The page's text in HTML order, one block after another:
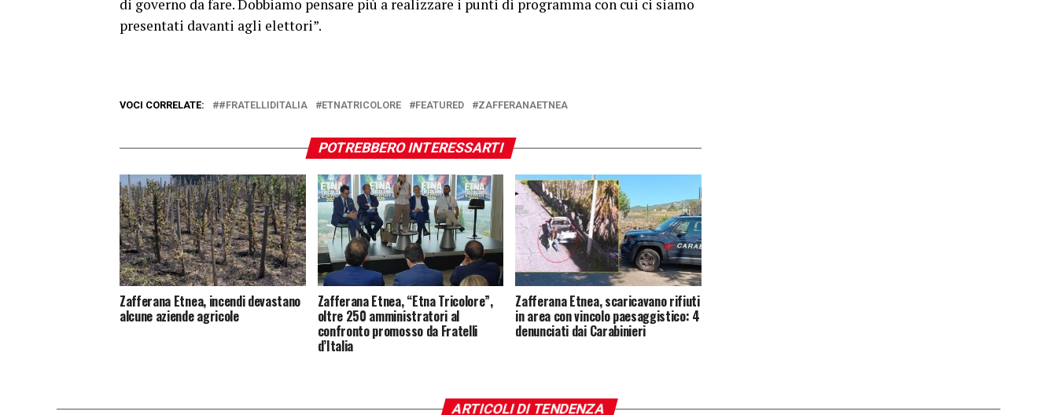
di governo da fare. Dobbiamo pensare più a realizzare i punti di programma con cui ci siamo
presentati davanti agli elettori”.
VOCI CORRELATE: #FRATELLIDITALIA ETNATRICOLORE FEATURED ZAFFERANAETNEA
POTREBBERO INTERESSARTI
Zafferana Etnea, incendi devastano
alcune aziende agricole
Zafferana Etnea, “Etna Tricolore”,
oltre 250 amministratori al
confronto promosso da Fratelli
d’Italia
Zafferana Etnea, scaricavano rifiuti
in area con vincolo paesaggistico: 4
denunciati dai Carabinieri
ARTICOLI DI TENDENZA